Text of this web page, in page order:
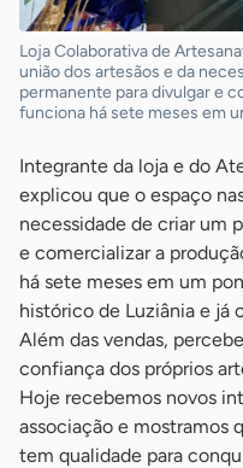
Loja Colaborativa de
união dos artesãos e da
permanente para divulgar e
funciona há sete meses em
Integrante da loja e do
explicou que o espaço
necessidade de criar um
e comercializar a
há sete meses em um
histórico de Luziânia e já
Além das vendas,
confiança dos próprios
Hoje recebemos novos
associação e mostramos
tem qualidade para